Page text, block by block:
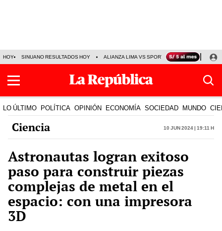
HOY SINUANO RESULTADOS HOY ALIANZA LIMA VS SPORT BOYS JORGE
LO ÚLTIMO POLÍTICA OPINIÓN ECONOMÍA SOCIEDAD MUNDO
Ciencia 10 Jun 2024 | 19:11 h
Astronautas logran exitoso
paso para construir piezas
complejas de metal en el
espacio: con una impresora
3D